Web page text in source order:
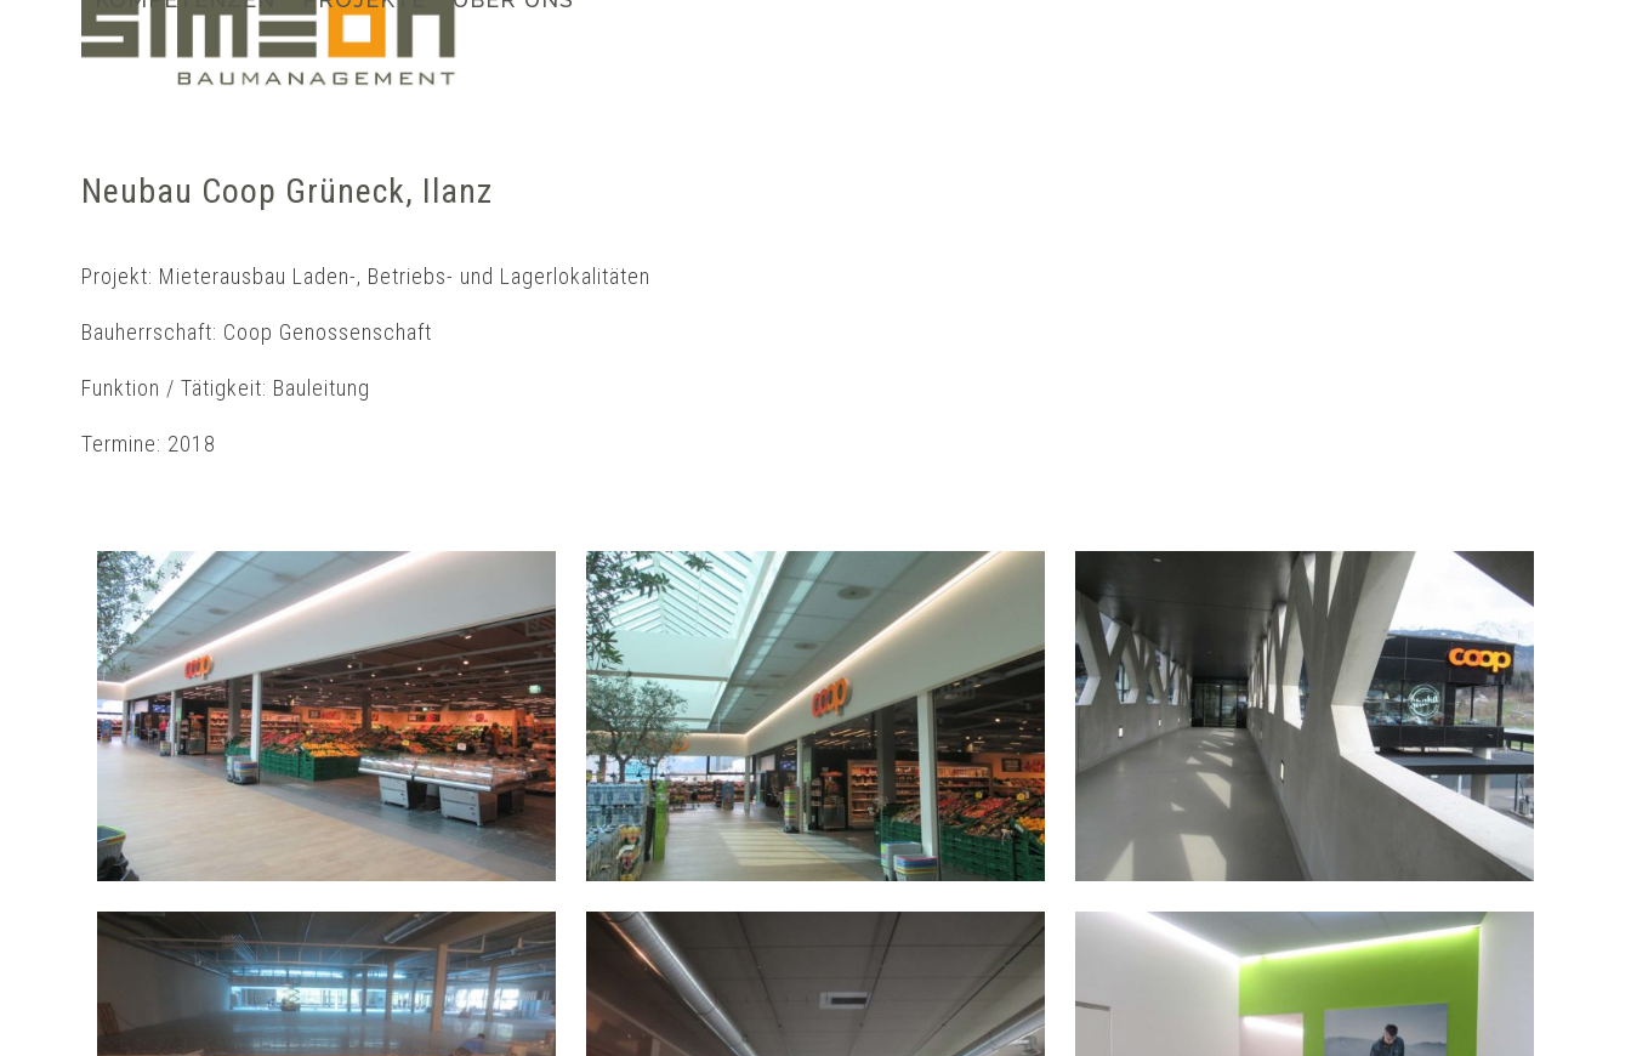
Neubau Coop Grüneck, Ilanz
Projekt: Mieterausbau Laden-, Betriebs- und Lagerlokalitäten
Bauherrschaft: Coop Genossenschaft
Funktion / Tätigkeit: Bauleitung
Termine: 2018